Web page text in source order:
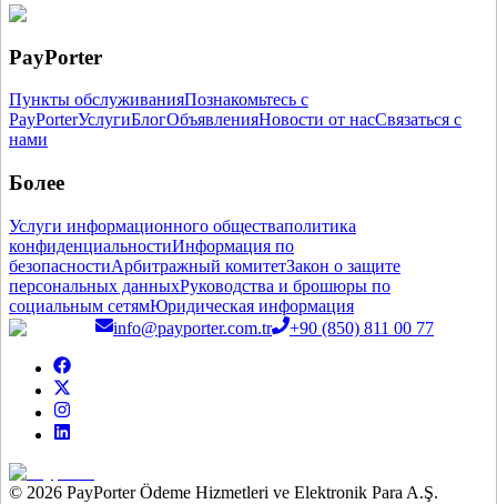
PayPorter
Пункты обслуживанияПознакомьтесь с
PayPorterУслугиБлогОбъявленияНовости от насСвязаться с
нами
Более
Услуги информационного обществаполитика
конфиденциальностиИнформация по
безопасностиАрбитражный комитетЗакон о защите
персональных данныхРуководства и брошюры по
социальным сетямЮридическая информация
info@payporter.com.tr
+90 (850) 811 00 77
© 2026 PayPorter Ödeme Hizmetleri ve Elektronik Para A.Ş.